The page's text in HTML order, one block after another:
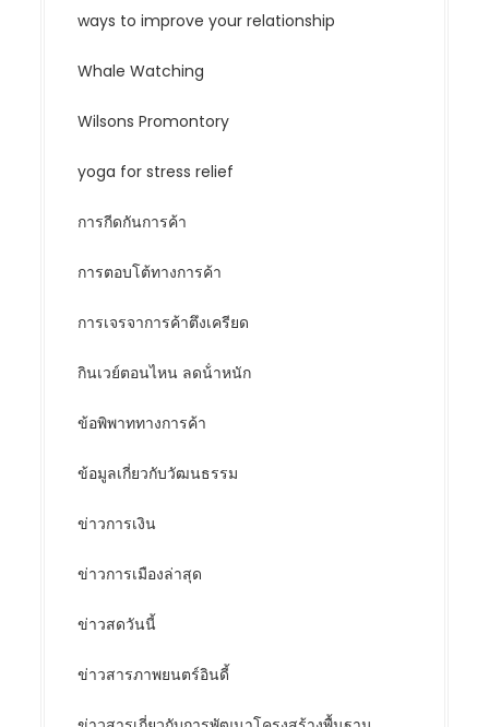
ways to improve your relationship
Whale Watching
Wilsons Promontory
yoga for stress relief
การกีดกันการค้า
การตอบโต้ทางการค้า
การเจรจาการค้าตึงเครียด
กินเวย์ตอนไหน ลดน้ําหนัก
ข้อพิพาททางการค้า
ข้อมูลเกี่ยวกับวัฒนธรรม
ข่าวการเงิน
ข่าวการเมืองล่าสุด
ข่าวสดวันนี้
ข่าวสารภาพยนตร์อินดี้